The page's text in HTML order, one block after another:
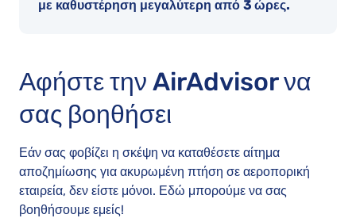
με καθυστέρηση μεγαλύτερη από 3 ώρες.
Αφήστε την AirAdvisor να
σας βοηθήσει
Εάν σας φοβίζει η σκέψη να καταθέσετε αίτημα
αποζημίωσης για ακυρωμένη πτήση σε αεροπορική
εταιρεία, δεν είστε μόνοι. Εδώ μπορούμε να σας
βοηθήσουμε εμείς!